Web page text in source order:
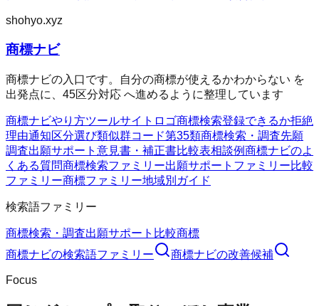
shohyo.xyz
商標ナビ
商標ナビの入口です。自分の商標が使えるかわからない を
出発点に、45区分対応 へ進めるように整理しています
商標ナビやり方ツールサイト ロゴ商標検索登録できるか拒絶
理由通知区分選び類似群コード第35類商標検索・調査先願
調査出願サポート 意見書・補正書比較表相談例商標ナビのよ
くある質問商標検索ファミリー出願サポートファミリー比較
ファミリー商標ファミリー地域別ガイド
検索語ファミリー
商標検索・調査出願サポート 比較商標
商標ナビの検索語ファミリー 商標ナビの改善候補
Focus